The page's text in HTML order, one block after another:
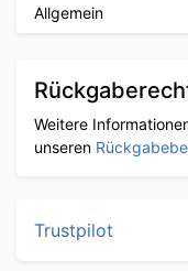
Allgemein
Weitere
unseren
Trustpilot